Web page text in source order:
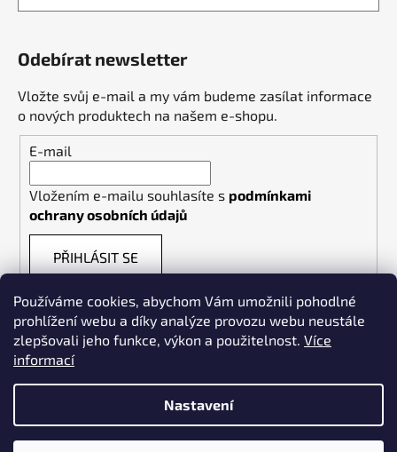
Používáme cookies, abychom Vám umožnili pohodlné
prohlížení webu a díky analýze provozu webu neustále
zlepšovali jeho funkce, výkon a použitelnost. Více
informací
Nastavení
Odebírat newsletter
Vložte svůj e-mail a my vám budeme zasílat informace
o nových produktech na našem e-shopu.
E-mail
Vložením e-mailu souhlasíte s podmínkami
ochrany osobních údajů
PŘIHLÁSIT SE